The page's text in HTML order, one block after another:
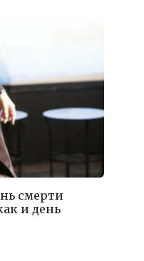
смерти
и день